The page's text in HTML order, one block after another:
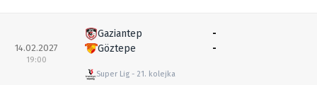
14.02.2027
19:00
Gaziantep
Göztepe
Super Lig 21. kolejka
-
-